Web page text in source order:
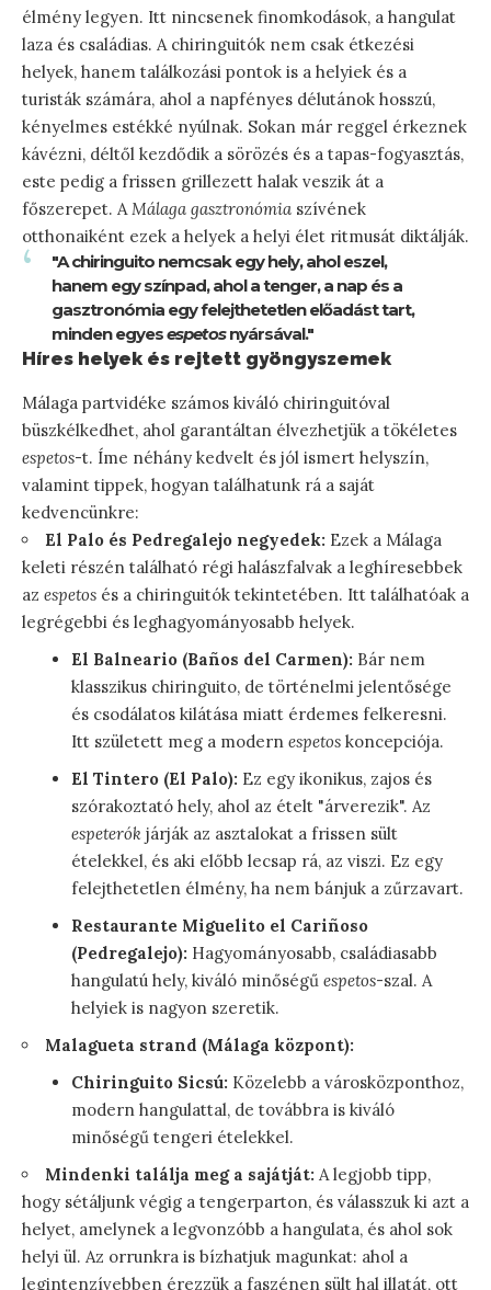
élmény legyen. Itt nincsenek finomkodások, a hangulat
laza és családias. A chiringuitók nem csak étkezési
helyek, hanem találkozási pontok is a helyiek és a
turisták számára, ahol a napfényes délutánok hosszú,
kényelmes estékké nyúlnak. Sokan már reggel érkeznek
kávézni, déltől kezdődik a sörözés és a tapas-fogyasztás,
este pedig a frissen grillezett halak veszik át a
főszerepet. AMálaga gasztronómia szívének
otthonaiként ezek a helyek a helyi élet ritmusát diktálják.
"A chiringuito nemcsak egy hely, ahol eszel,
hanem egy színpad, ahol a tenger, a nap és a
gasztronómia egy felejthetetlen előadást tart,
minden egyesespetosnyársával."
Híres helyek és rejtett gyöngyszemek
Málaga partvidéke számos kiváló chiringuitóval
büszkélkedhet, ahol garantáltan élvezhetjük a tökéletes
espetos-t. Íme néhány kedvelt és jól ismert helyszín,
valamint tippek, hogyan találhatunk rá a saját
kedvencünkre:
El Palo és Pedregalejo negyedek: Ezek a Málaga
keleti részén található régi halászfalvak a leghíresebbek
az espetos és a chiringuitók tekintetében. Itt találhatóak a
legrégebbi és leghagyományosabb helyek.
El Balneario (Baños del Carmen): Bár nem
klasszikus chiringuito, de történelmi jelentősége
és csodálatos kilátása miatt érdemes felkeresni.
Itt született meg a modern espetos koncepciója.
El Tintero (El Palo): Ez egy ikonikus, zajos és
szórakoztató hely, ahol az ételt "árverezik". Az
espeterók járják az asztalokat a frissen sült
ételekkel, és aki előbb lecsap rá, az viszi. Ez egy
felejthetetlen élmény, ha nem bánjuk a zűrzavart.
Restaurante Miguelito el Cariñoso
(Pedregalejo): Hagyományosabb, családiasabb
hangulatú hely, kiváló minőségű espetos-szal. A
helyiek is nagyon szeretik.
Malagueta strand (Málaga központ):
Chiringuito Sicsú: Közelebb a városközponthoz,
modern hangulattal, de továbbra is kiváló
minőségű tengeri ételekkel.
Mindenki találja meg a sajátját: A legjobb tipp,
hogy sétáljunk végig a tengerparton, és válasszuk ki azt a
helyet, amelynek a legvonzóbb a hangulata, és ahol sok
helyi ül. Az orrunkra is bízhatjuk magunkat: ahol a
legintenzívebben érezzük a faszénen sült hal illatát, ott